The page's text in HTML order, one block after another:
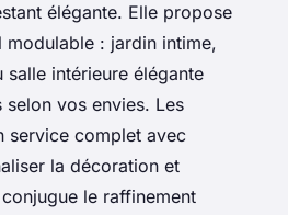
élégante. Elle propose
modulable : jardin intime,
salle intérieure élégante
vos envies. Les
service complet avec
la décoration et
le raffinement